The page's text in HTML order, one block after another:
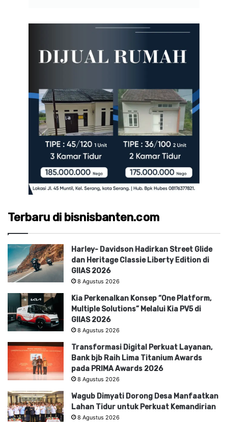
Terbaru di bisnisbanten.com
Harley- Davidson Hadirkan Street Glide
dan Heritage Classie Liberty Edition di
GIIAS 2026
8 Agustus 2026
Kia Perkenalkan Konsep “One Platform,
Multiple Solutions” Melalui Kia PV5 di
GIIAS 2026
8 Agustus 2026
Transformasi Digital Perkuat Layanan,
Bank bjb Raih Lima Titanium Awards
pada PRIMA Awards 2026
8 Agustus 2026
Wagub Dimyati Dorong Desa Manfaatkan
Lahan Tidur untuk Perkuat Kemandirian
8 Agustus 2026